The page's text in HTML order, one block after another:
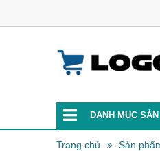
DANH MỤC
Trang chủ Sản